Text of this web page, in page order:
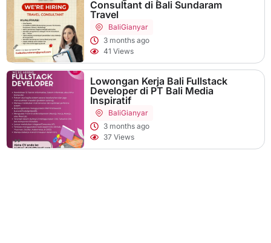
Consultant di Bali Sundaram
Travel
BaliGianyar
3 months ago
41 Views
Lowongan Kerja Bali Fullstack
Developer di PT Bali Media
Inspiratif
BaliGianyar
3 months ago
37 Views